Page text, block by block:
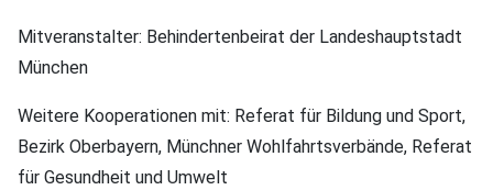
Mitveranstalter: Behindertenbeirat der Landeshauptstadt
München
Weitere Kooperationen mit: Referat für Bildung und Sport,
Bezirk Oberbayern, Münchner Wohlfahrtsverbände, Referat
für Gesundheit und Umwelt